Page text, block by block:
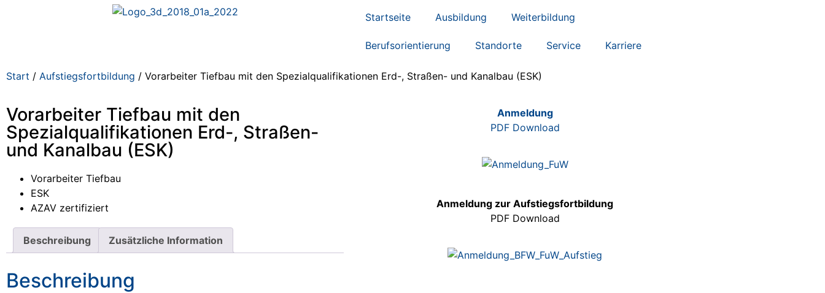
Startseite Ausbildung Weiterbildung
Berufsorientierung Standorte Service Karriere
Start / Aufstiegsfortbildung / Vorarbeiter Tiefbau mit den Spezialqualifikationen Erd-, Straßen- und Kanalbau (ESK)
Vorarbeiter Tiefbau mit den
Spezialqualifikationen Erd-, Straßen-
und Kanalbau (ESK)
Vorarbeiter Tiefbau
ESK
AZAV zertifiziert
Beschreibung Zusätzliche Information
Beschreibung
Anmeldung
PDF Download
Anmeldung zur Aufstiegsfortbildung
PDF Download